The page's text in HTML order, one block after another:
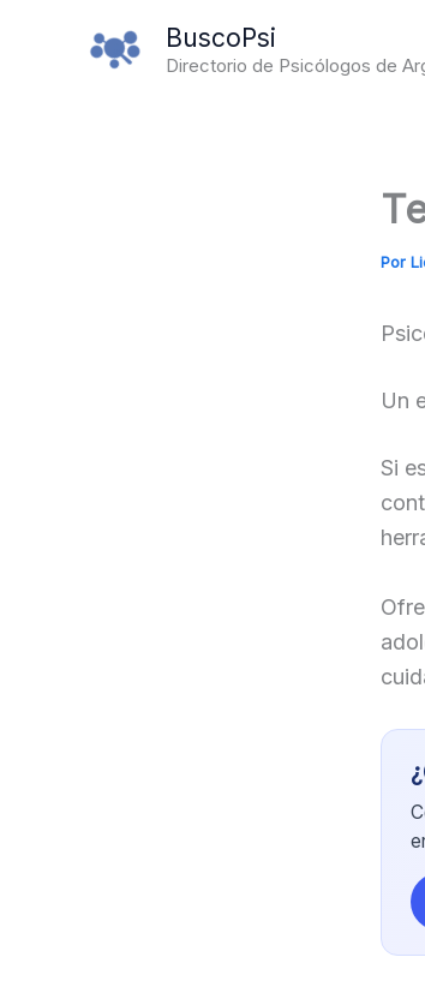
BuscoPsi
Directorio de Psicólogos de
Por
Un
Si